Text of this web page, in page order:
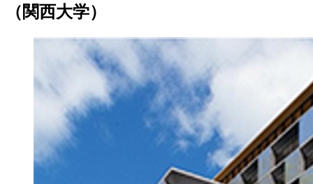
（関西大学）